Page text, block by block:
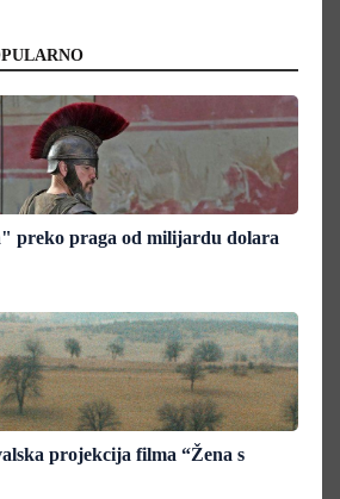
preko praga od milijardu dolara
projekcija filma “Žena s